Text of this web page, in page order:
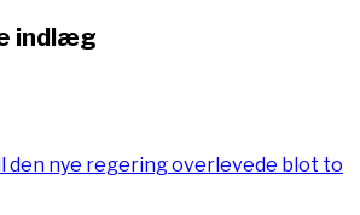
indlæg
den nye regering overlevede blot to